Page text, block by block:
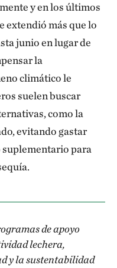
y en los últimos
extendió más que lo
junio en lugar de
la
climático le
suelen buscar
como la
evitando gastar
para
de apoyo
lechera,
y la sustentabilidad